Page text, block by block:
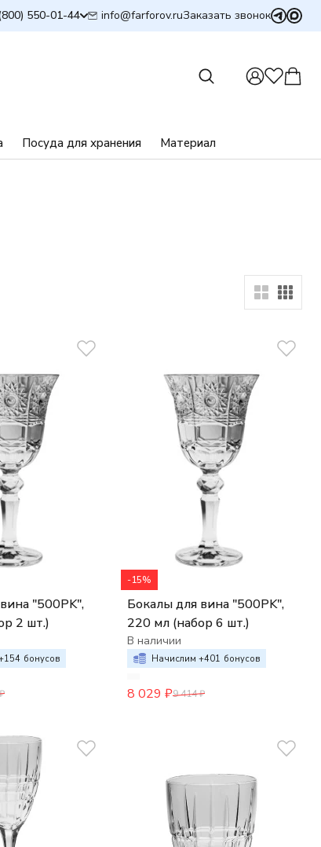
550-01-44 info@farforov.ruЗаказать звонок
Посуда для хранения Материал
"500PK",
2 шт.)
154 бонусов
₽
-15%
Бокалы для вина "500PK",
220 мл (набор 6 шт.)
В наличии
Начислим +401 бонусов
8 029 ₽9 414₽